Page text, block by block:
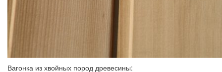
Вагонка из хвойных пород древесины: